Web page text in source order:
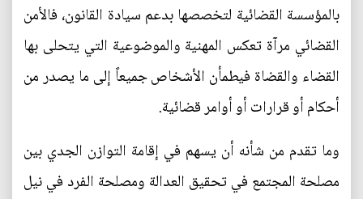
بالمؤسسة القضائية لتخصصها بدعم سيادة القانون، فالأمن
القضائي مرآة تعكس المهنية والموضوعية التي يتحلى بها
القضاء والقضاة فيطمأن الأشخاص جميعاً إلى ما يصدر من
أحكام أو قرارات أو أوامر قضائية.
وما تقدم من شأنه أن يسهم في إقامة التوازن الجدي بين
مصلحة المجتمع في تحقيق العدالة ومصلحة الفرد في نيل